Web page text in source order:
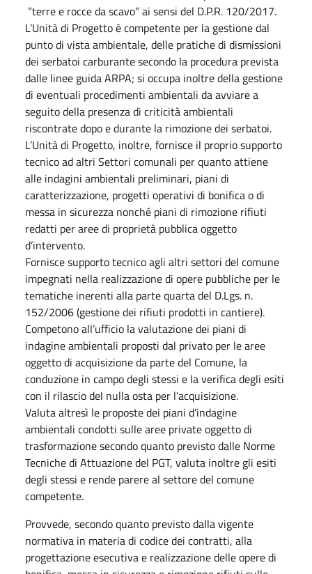
“terre e rocce da scavo” ai sensi del D.P.R. 120/2017.
L’Unità di Progetto è competente per la gestione dal
punto di vista ambientale, delle pratiche di dismissioni
dei serbatoi carburante secondo la procedura prevista
dalle linee guida ARPA; si occupa inoltre della gestione
di eventuali procedimenti ambientali da avviare a
seguito della presenza di criticità ambientali
riscontrate dopo e durante la rimozione dei serbatoi.
L’Unità di Progetto, inoltre, fornisce il proprio supporto
tecnico ad altri Settori comunali per quanto attiene
alle indagini ambientali preliminari, piani di
caratterizzazione, progetti operativi di bonifica o di
messa in sicurezza nonché piani di rimozione rifiuti
redatti per aree di proprietà pubblica oggetto
d’intervento.
Fornisce supporto tecnico agli altri settori del comune
impegnati nella realizzazione di opere pubbliche per le
tematiche inerenti alla parte quarta del D.Lgs. n.
152/2006 (gestione dei rifiuti prodotti in cantiere).
Competono all’ufficio la valutazione dei piani di
indagine ambientali proposti dal privato per le aree
oggetto di acquisizione da parte del Comune, la
conduzione in campo degli stessi e la verifica degli esiti
con il rilascio del nulla osta per l’acquisizione.
Valuta altresì le proposte dei piani d’indagine
ambientali condotti sulle aree private oggetto di
trasformazione secondo quanto previsto dalle Norme
Tecniche di Attuazione del PGT, valuta inoltre gli esiti
degli stessi e rende parere al settore del comune
competente.
Provvede, secondo quanto previsto dalla vigente
normativa in materia di codice dei contratti, alla
progettazione esecutiva e realizzazione delle opere di